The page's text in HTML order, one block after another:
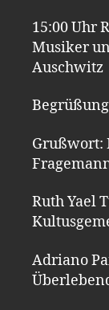
15:00 Uhr
Musiker
Auschwitz
Grußwort:
Ruth Yael
Adriano